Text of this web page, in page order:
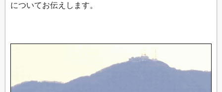
についてお伝えします。